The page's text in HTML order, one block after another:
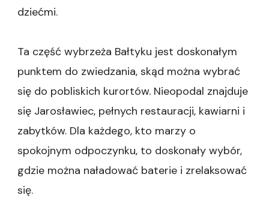
dziećmi.
Ta część wybrzeża Bałtyku jest doskonałym
punktem do zwiedzania, skąd można wybrać
się do pobliskich kurortów. Nieopodal znajduje
się Jarosławiec, pełnych restauracji, kawiarni i
zabytków. Dla każdego, kto marzy o
spokojnym odpoczynku, to doskonały wybór,
gdzie można naładować baterie i zrelaksować
się.